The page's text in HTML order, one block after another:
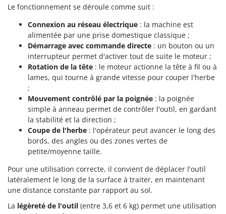
Rogneuses de souches
Rouleaux pour tracteur
Scies à os
Scies à Ruban
Scies alternatives à batterie
Scies de jardin télescopiques
Sécateurs électriques à batterie
Sécateurs et Échenilloirs manuels
Sécateurs pneumatiques
Semoirs et Épandeurs d'engrais
Socs pour tracteur
Souffleurs aspirateurs pour Feuilles
Soufreuses - Poudreuses à dos
I
Idromatic
Il-Tec
Imperia
Infaco
Intec
Intex
Italyco
ITM
JOLLY ITALIA
K
KAAZ
Karcher
Kasco
Le fonctionnement se déroule comme suit :
Connexion au réseau électrique : la machine est
alimentée par une prise domestique classique ;
Démarrage avec commande directe : un bouton ou un
interrupteur permet d'activer tout de suite le moteur ;
Rotation de la tête : le moteur actionne la tête à fil ou à
lames, qui tourne à grande vitesse pour couper l'herbe
;
Mouvement contrôlé par la poignée : la poignée
simple à anneau permet de contrôler l'outil, en gardant
la stabilité et la direction ;
Coupe de l'herbe : l'opérateur peut avancer le long des
bords, des angles ou des zones vertes de
petite/moyenne taille.
Pour une utilisation correcte, il convient de déplacer l'outil
latéralement le long de la surface à traiter, en maintenant
une distance constante par rapport au sol.
La légèreté de l'outil (entre 3,6 et 6 kg) permet une utilisation